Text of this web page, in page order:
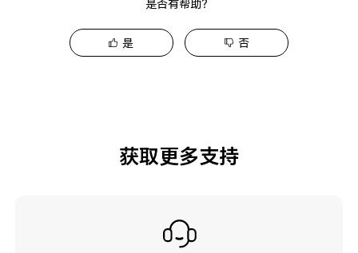
是否有帮助？
是 否
获取更多支持